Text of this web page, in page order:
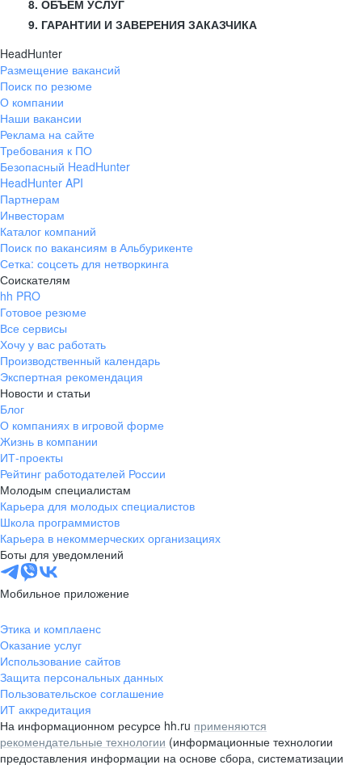
8. ОБЪЕМ УСЛУГ
9. ГАРАНТИИ И ЗАВЕРЕНИЯ ЗАКАЗЧИКА
HeadHunter
Размещение вакансий
Поиск по резюме
О компании
Наши вакансии
Реклама на сайте
Требования к ПО
Безопасный HeadHunter
HeadHunter API
Партнерам
Инвесторам
Каталог компаний
Поиск по вакансиям в Альбурикенте
Сетка: соцсеть для нетворкинга
Соискателям
hh PRO
Готовое резюме
Все сервисы
Хочу у вас работать
Производственный календарь
Экспертная рекомендация
Новости и статьи
Блог
О компаниях в игровой форме
Жизнь в компании
ИТ-проекты
Рейтинг работодателей России
Молодым специалистам
Карьера для молодых специалистов
Школа программистов
Карьера в некоммерческих организациях
Боты для уведомлений
Мобильное приложение
Этика и комплаенс
Оказание услуг
Использование сайтов
Защита персональных данных
Пользовательское соглашение
ИТ аккредитация
На информационном ресурсе hh.ru применяются
рекомендательные технологии (информационные технологии
предоставления информации на основе сбора, систематизации